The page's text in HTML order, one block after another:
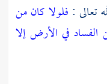
تعالى : فلولا كان من
الفساد في الأرض إلا